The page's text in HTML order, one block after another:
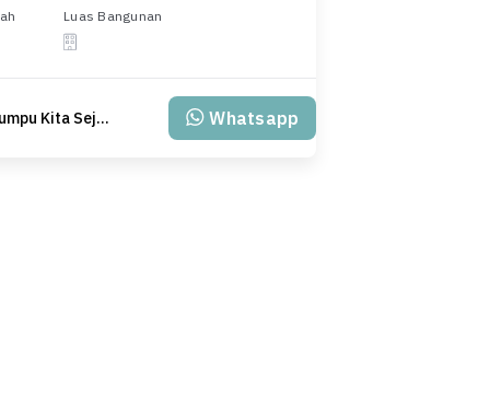
Luas Bangunan
PT Klumpu Kita Sejahtera Whatsapp